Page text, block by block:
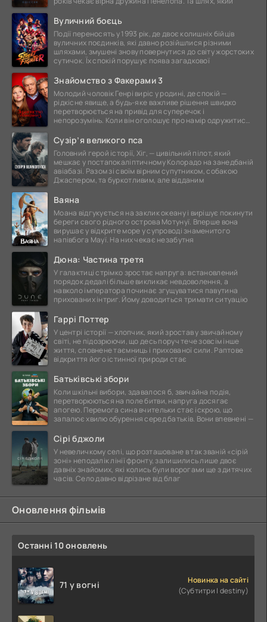
Вуличний боєць
Події переносять у 1993 рік, де двоє колишніх бійців
вуличних поєдинків, які давно розійшлися різними
шляхами, змушені знову повернутися до світу жорстоких
сутичок. Їх спокій порушує поява загадкової
Знайомство з Факерами 3
Молодий чоловік Генрі виріс у родині, де спокій —
рідкісне явище, а будь-яке важливе рішення швидко
перетворюється на привід для суперечок і
непорозумінь. Коли він оголошує про намір одружитися,
Сузір’я великого пса
Головний герой історії, Хіг, — цивільний пілот, який
мешкає у постапокаліптичному Колорадо на занедбаній
авіабазі. Разом зі своїм вірним супутником, собакою
Джаспером, та буркотливим, але відданим
Ваяна
Моана відгукується на заклик океану і вирішує покинути
береги свого рідного острова Мотунуї. Вперше вона
вирушає у відкрите море у супроводі знаменитого
напівбога Мауї. На них чекає незабутня
Дюна: Частина третя
У галактиці стрімко зростає напруга: встановлений
порядок дедалі більше викликає невдоволення, а
навколо імператора починає згущуватися павутина
прихованих інтриг. Йому доводиться тримати ситуацію
Гаррі Поттер
У центрі історії — хлопчик, який зростав у звичайному
світі, не підозрюючи, що десь поруч тече зовсім інше
життя, сповнене таємниць і прихованої сили. Раптове
відкриття його істинної природи стає
Батьківські збори
Коли шкільні вибори, здавалося б, звичайна подія,
перетворюються на поле битви, напруга досягає
апогею. Перемога сина вчительки стає іскрою, що
запалює хвилю обурення серед батьків. Вони впевнені —
Сірі бджоли
У невеличкому селі, що розташоване в так званій «сірій
зоні» неподалік лінії фронту, залишились лише двоє
давніх знайомих, які колись були ворогами ще з дитячих
часів. Село давно відрізане від благ
Оновлення фільмів
Останні 10 оновлень
71 у вогні
Новинка на сайті
(Субтитри | destiny)